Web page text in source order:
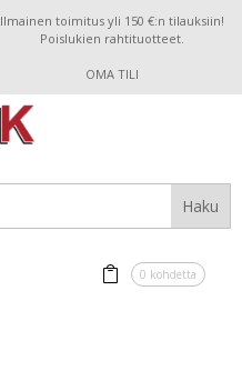
Ilmainen toimitus yli 150 €:n tilauksiin!
Poislukien rahtituotteet.
OMA TILI
0 kohdetta